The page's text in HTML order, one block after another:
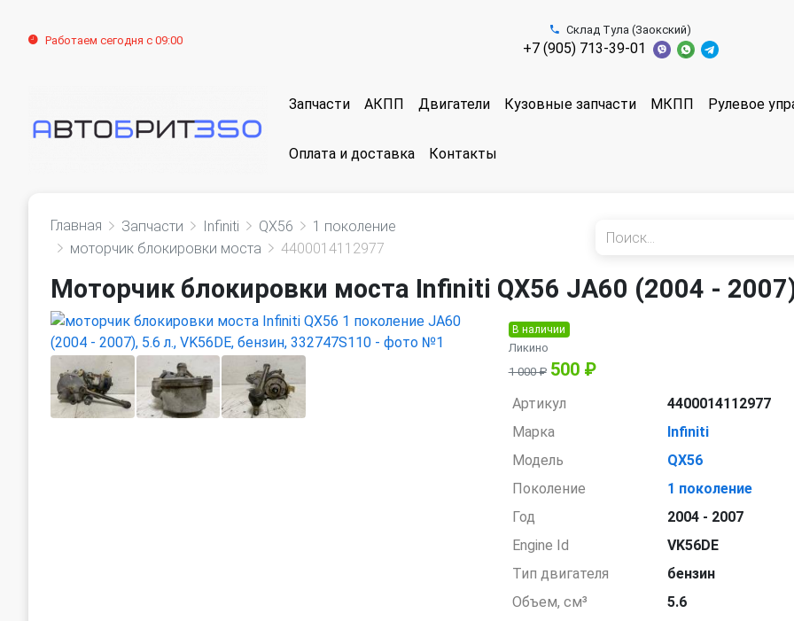
Работаем сегодня с 09:00
Склад Тула (Заокский)
+7 (905) 713-39-01
Запчасти АКПП Двигатели Кузовные запчасти МКПП Рулевое
Оплата и доставка Контакты
Главная Запчасти Infiniti QX56
1 поколение
моторчик блокировки моста
4400014112977
Моторчик блокировки моста Infiniti QX56 JA60 (2004 -
В наличии
Ликино
1 000 ₽ 500 ₽
Артикул
4400014112977
Марка
Infiniti
Модель
QX56
Поколение
1 поколение
Год
2004 - 2007
Engine Id
VK56DE
Тип двигателя
бензин
Объем, см³
5.6